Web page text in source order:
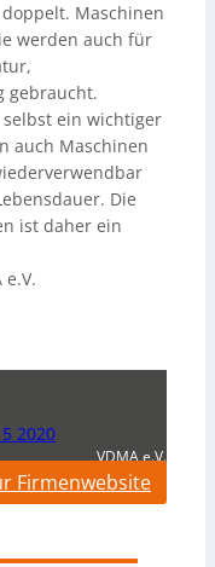
Maschinen
werden auch für
gebraucht.
ein wichtiger
auch Maschinen
Die
ist daher ein
5 2020
VDMA e.V.
Firmenwebsite